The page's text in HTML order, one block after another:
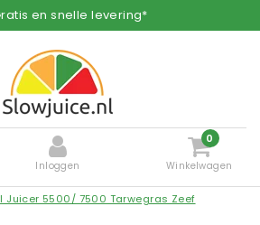
en snelle levering*
Inloggen
0
Winkelwagen
Juicer 5500/ 7500 Tarwegras Zeef